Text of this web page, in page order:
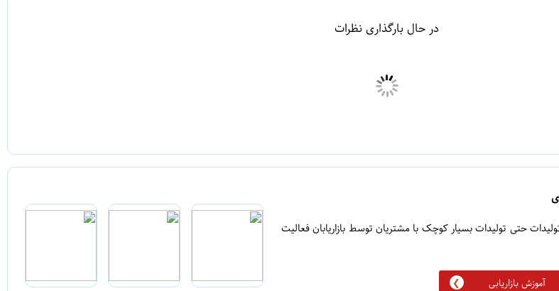
در حال بارگذاری نظرات
حتی تولیدات بسیار کوچک با مشتریان توسط بازاریابان فعالیت
آموزش بازاریابی